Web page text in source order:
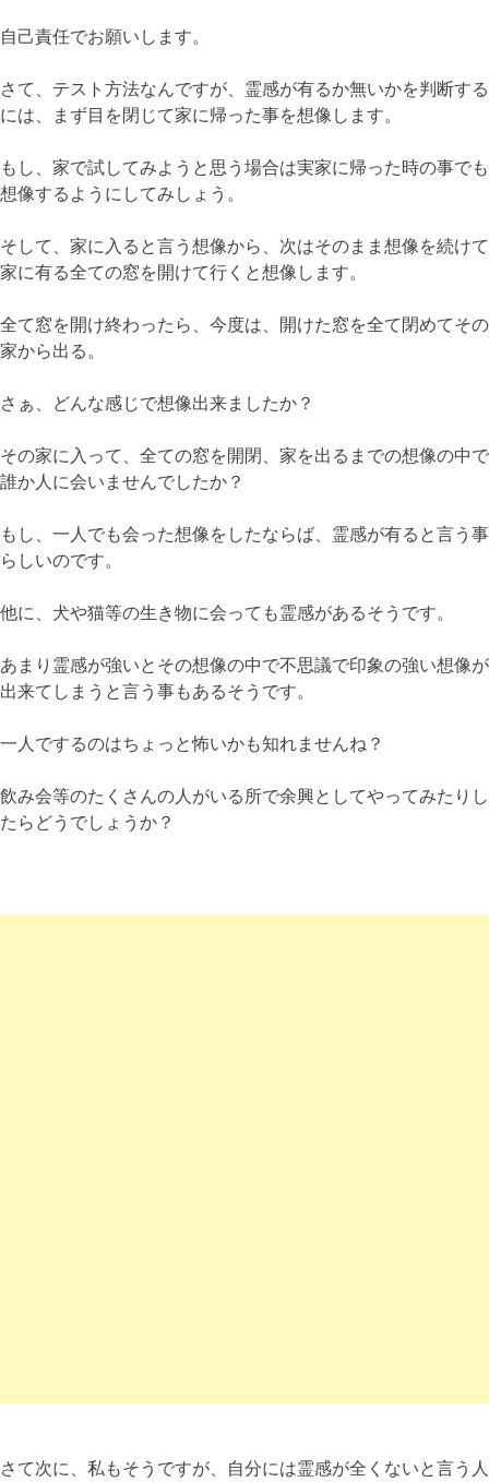
自己責任でお願いします。
さて、テスト方法なんですが、霊感が有るか無いかを判断する
には、まず目を閉じて家に帰った事を想像します。
もし、家で試してみようと思う場合は実家に帰った時の事でも
想像するようにしてみしょう。
そして、家に入ると言う想像から、次はそのまま想像を続けて
家に有る全ての窓を開けて行くと想像します。
全て窓を開け終わったら、今度は、開けた窓を全て閉めてその
家から出る。
さぁ、どんな感じで想像出来ましたか？
その家に入って、全ての窓を開閉、家を出るまでの想像の中で
誰か人に会いませんでしたか？
もし、一人でも会った想像をしたならば、霊感が有ると言う事
らしいのです。
他に、犬や猫等の生き物に会っても霊感があるそうです。
あまり霊感が強いとその想像の中で不思議で印象の強い想像が
出来てしまうと言う事もあるそうです。
一人でするのはちょっと怖いかも知れませんね？
飲み会等のたくさんの人がいる所で余興としてやってみたりし
たらどうでしょうか？
さて次に、私もそうですが、自分には霊感が全くないと言う人